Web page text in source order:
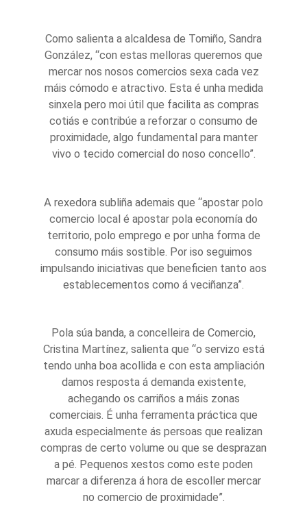
Como salienta a alcaldesa de Tomiño, Sandra
González, “con estas melloras queremos que
mercar nos nosos comercios sexa cada vez
máis cómodo e atractivo. Esta é unha medida
sinxela pero moi útil que facilita as compras
cotiás e contribúe a reforzar o consumo de
proximidade, algo fundamental para manter
vivo o tecido comercial do noso concello”.
A rexedora subliña ademais que “apostar polo
comercio local é apostar pola economía do
territorio, polo emprego e por unha forma de
consumo máis sostible. Por iso seguimos
impulsando iniciativas que beneficien tanto aos
establecementos como á veciñanza”.
Pola súa banda, a concelleira de Comercio,
Cristina Martínez, salienta que “o servizo está
tendo unha boa acollida e con esta ampliación
damos resposta á demanda existente,
achegando os carriños a máis zonas
comerciais. É unha ferramenta práctica que
axuda especialmente ás persoas que realizan
compras de certo volume ou que se desprazan
a pé. Pequenos xestos como este poden
marcar a diferenza á hora de escoller mercar
no comercio de proximidade”.